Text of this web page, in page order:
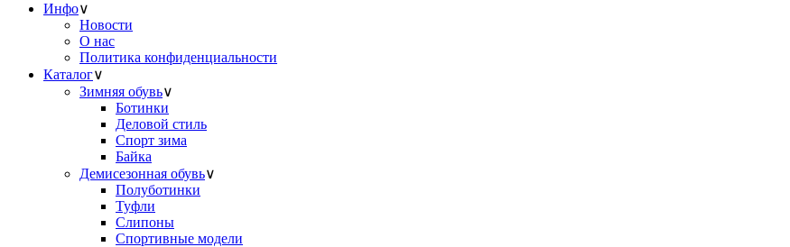
Инфо∨
Новости
О нас
Политика конфиденциальности
Каталог∨
Зимняя обувь∨
Ботинки
Деловой стиль
Спорт зима
Байка
Демисезонная обувь∨
Полуботинки
Туфли
Слипоны
Спортивные модели